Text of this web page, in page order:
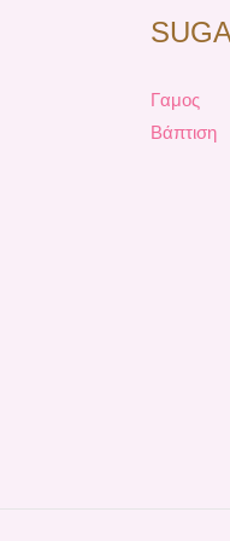
Γαμος
Βάπτιση